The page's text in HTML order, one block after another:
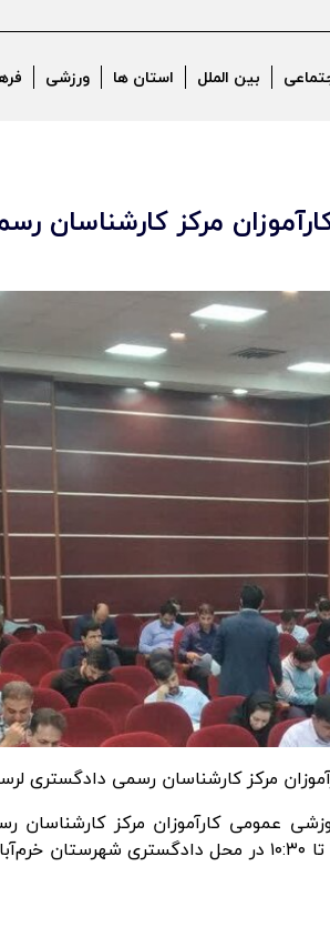
بین الملل استان ها ورزشی
مرکز کارشناسان
مرکز کارشناسان رسمی دادگستری
عمومی کارآموزان مرکز کارشناسان
لرستان، صبح روز جمعه ۲۰ تیرماه ۱۴۰۴ از ساعت ۱۰ تا ۱۰:۳۰ در محل